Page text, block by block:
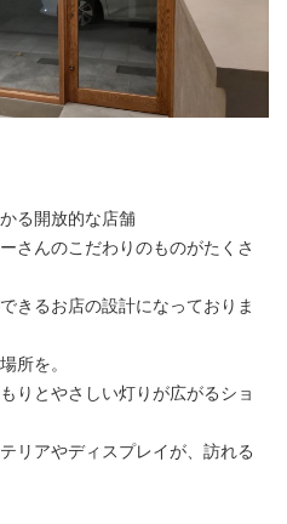
る開放的な店舗
さんのこだわりのものがたくさ
きるお店の設計になっておりま
所を。
りとやさしい灯りが広がるショ
リアやディスプレイが、訪れる